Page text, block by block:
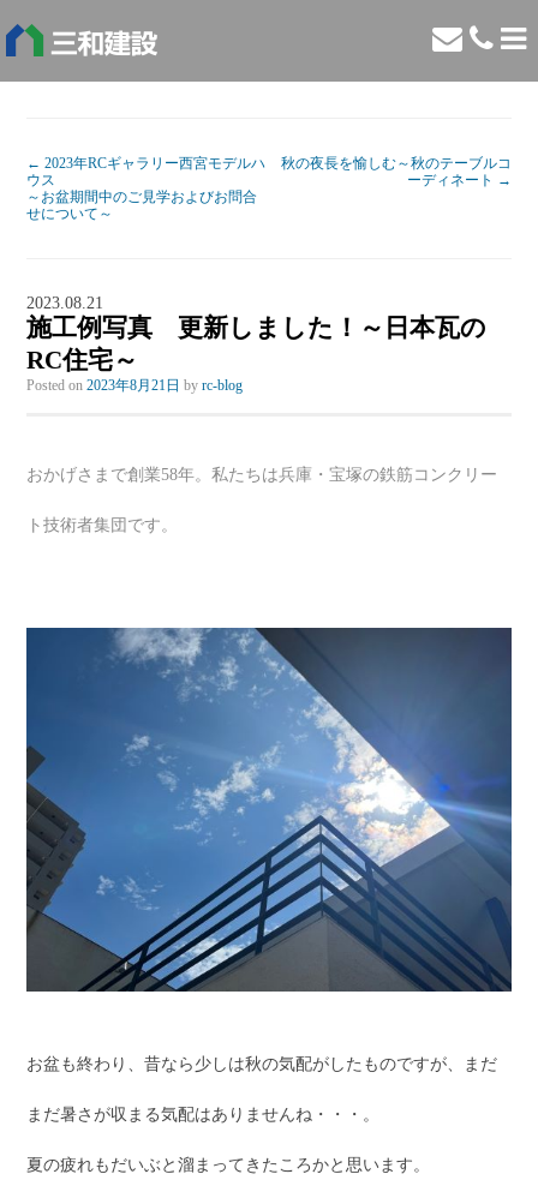
← 2023年RCギャラリー西宮モデルハ
ウス
～お盆期間中のご見学およびお問合
せについて～
秋の夜長を愉しむ～秋のテーブルコ
ーディネート →
2023.08.21
施工例写真 更新しました！～日本瓦の
RC住宅～
Posted on2023年8月21日 byrc-blog
おかげさまで創業58年。私たちは兵庫・宝塚の鉄筋コンクリー
ト技術者集団です。
お盆も終わり、昔なら少しは秋の気配がしたものですが、まだ
まだ暑さが収まる気配はありませんね・・・。
夏の疲れもだいぶと溜まってきたころかと思います。